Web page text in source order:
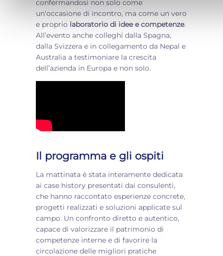
confermandosi non solo come
un’occasione di incontro, ma come un vero
e proprio laboratorio di idee e competenze.
All’evento anche colleghi dalla Spagna,
dalla Svizzera e in collegamento da Nepal e
Australia a testimoniare la crescita
dell’azienda in Europa e non solo.
Il programma e gli ospiti
La mattinata è stata interamente dedicata
ai case history presentati dai consulenti,
che hanno raccontato esperienze concrete,
progetti realizzati e soluzioni applicate sul
campo. Un confronto diretto e autentico,
capace di valorizzare il patrimonio di
competenze interne e di favorire la
circolazione delle migliori pratiche